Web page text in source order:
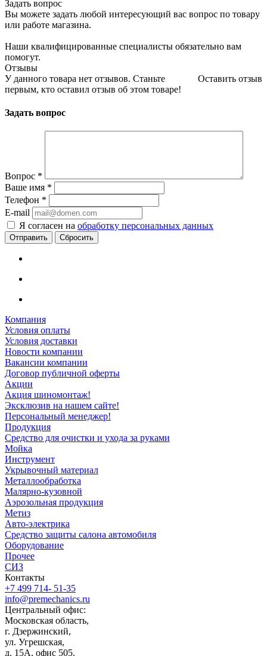
Задать вопрос
Вы можете задать любой интересующий вас вопрос по товару
или работе магазина.
Наши квалифицированные специалисты обязательно вам
помогут.
Отзывы
Оставить отзыв
У данного товара нет отзывов. Станьте
первым, кто оставил отзыв об этом товаре!
Задать вопрос
Вопрос *
Ваше имя *
Телефон *
E-mail
Я согласен на обработку персональных данных
Сбросить
Компания
Условия оплаты
Условия доставки
Новости компании
Вакансии компании
Договор публичной оферты
Акции
Акция шиномонтаж!
Эксклюзив на нашем сайте!
Персональный менеджер!
Продукция
Средство для очистки и ухода за руками
Мойка
Инструмент
Укрывочный материал
Металлообработка
Малярно-кузовной
Аэрозольная продукция
Метиз
Авто-электрика
Средство защиты салона автомобиля
Оборудование
Прочее
СИЗ
Контакты
+7 499 714- 51-35
info@premechanics.ru
Центральный офис:
Московская область,
г. Дзержинский,
ул. Угрешская,
д. 15А, офис 505.